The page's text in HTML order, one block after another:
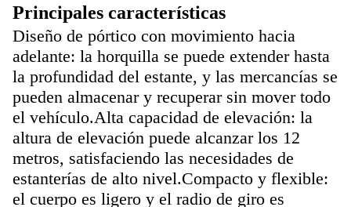
Principales características
Diseño de pórtico con movimiento hacia
adelante: la horquilla se puede extender hasta
la profundidad del estante, y las mercancías se
pueden almacenar y recuperar sin mover todo
el vehículo.Alta capacidad de elevación: la
altura de elevación puede alcanzar los 12
metros, satisfaciendo las necesidades de
estanterías de alto nivel.Compacto y flexible:
el cuerpo es ligero y el radio de giro es